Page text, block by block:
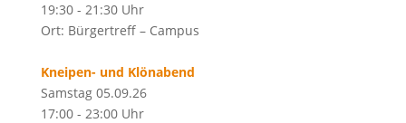
19:30 - 21:30 Uhr
Ort: Bürgertreff – Campus
Kneipen- und Klönabend
Samstag 05.09.26
17:00 - 23:00 Uhr